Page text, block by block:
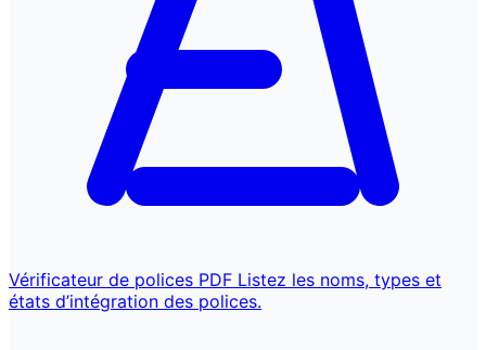
Vérificateur de polices PDF Listez les noms, types et
états d’intégration des polices.